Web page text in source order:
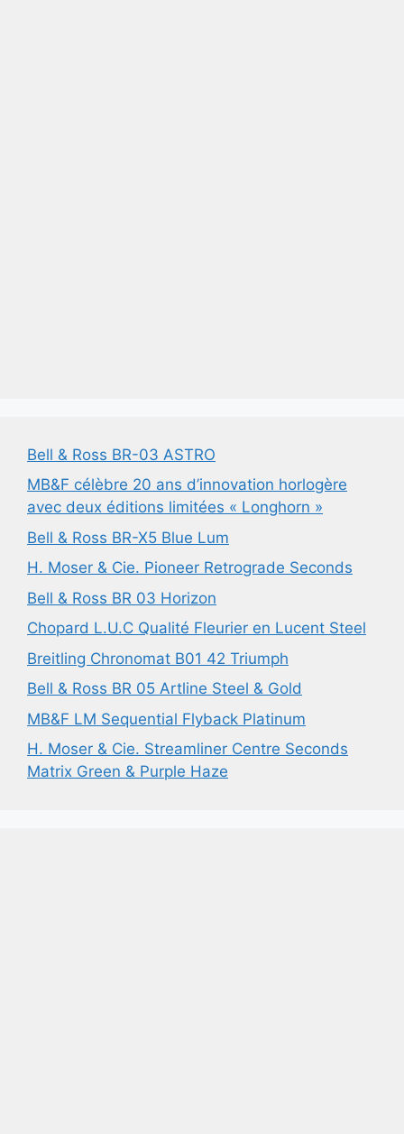
Bell & Ross BR-03 ASTRO
MB&F célèbre 20 ans d’innovation horlogère
avec deux éditions limitées « Longhorn »
Bell & Ross BR-X5 Blue Lum
H. Moser & Cie. Pioneer Retrograde Seconds
Bell & Ross BR 03 Horizon
Chopard L.U.C Qualité Fleurier en Lucent Steel
Breitling Chronomat B01 42 Triumph
Bell & Ross BR 05 Artline Steel & Gold
MB&F LM Sequential Flyback Platinum
H. Moser & Cie. Streamliner Centre Seconds
Matrix Green & Purple Haze